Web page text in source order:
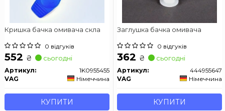
Кришка бачка омивача скла
0 відгуків
552 ₴ сьогодні
Артикул:
1K0955455
VAG
Німеччина
КУПИТИ
Заглушка бачка омивача
0 відгуків
362 ₴ сьогодні
Артикул:
444955647
VAG
Німеччина
КУПИТИ